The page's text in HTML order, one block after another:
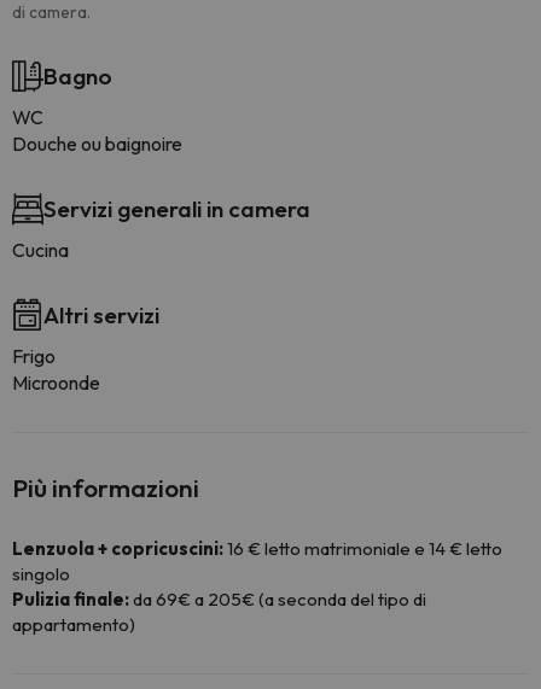
di camera.
Bagno
WC
Douche ou baignoire
Servizi generali in camera
Cucina
Altri servizi
Frigo
Microonde
Più informazioni
Lenzuola + copricuscini:16 € letto matrimoniale e 14 € letto
singolo
Pulizia finale:da 69€ a 205€ (a seconda del tipo di
appartamento)